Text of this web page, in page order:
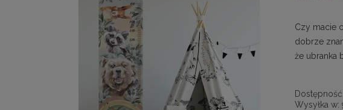
Czy macie
dobrze
że ubranka
Dostępność:
Wysyłka w: